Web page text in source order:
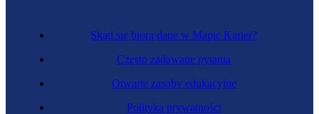
Skąd się biorą dane w Mapie Karier?
Często zadawane pytania
Otwarte zasoby edukacyjne
Polityka prywatności